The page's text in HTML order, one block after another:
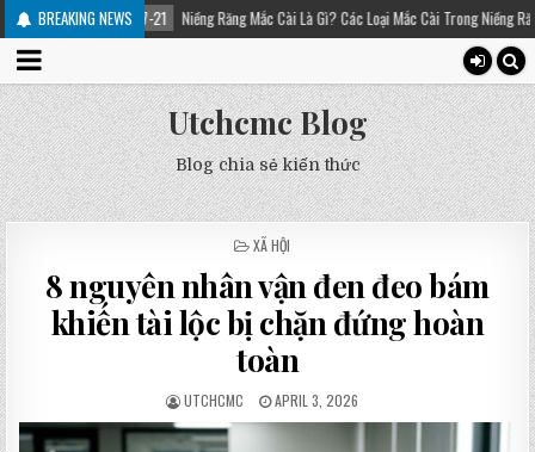
BREAKING NEWS
Niềng Răng Mắc Cài Là Gì? Các Loại Mắc Cài Trong Niềng Răng – Platinum Dental
Utchcmc Blog
Blog chia sẻ kiến thức
POSTED
XÃ HỘI
8 nguyên nhân vận đen đeo bám
khiến tài lộc bị chặn đứng hoàn
toàn
UTCHCMC APRIL 3, 2026